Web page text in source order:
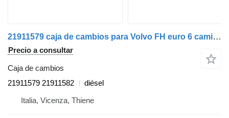
21911579 caja de cambios para Volvo FH euro 6 camión
Precio a consultar
Caja de cambios
21911579 21911582
diésel
Italia, Vicenza, Thiene